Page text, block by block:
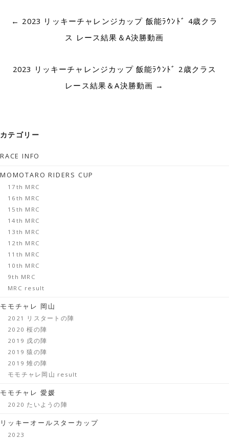
Post
navigation
← 2023 リッキーチャレンジカップ 飯能ﾗｳﾝﾄﾞ 4歳クラ
ス レース結果＆A決勝動画
2023 リッキーチャレンジカップ 飯能ﾗｳﾝﾄﾞ 2歳クラス
レース結果＆A決勝動画 →
カテゴリー
RACE INFO
MOMOTARO RIDERS CUP
17th MRC
16th MRC
15th MRC
14th MRC
13th MRC
12th MRC
11th MRC
10th MRC
9th MRC
MRC result
モモチャレ 岡山
2021 リスタートの陣
2020 桜の陣
2019 戌の陣
2019 猿の陣
2019 雉の陣
モモチャレ岡山 result
モモチャレ 愛媛
2020 たいようの陣
リッキーオールスターカップ
2023